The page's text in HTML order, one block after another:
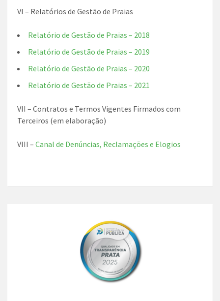
VI – Relatórios de Gestão de Praias
Relatório de Gestão de Praias – 2018
Relatório de Gestão de Praias – 2019
Relatório de Gestão de Praias – 2020
Relatório de Gestão de Praias – 2021
VII – Contratos e Termos Vigentes Firmados com
Terceiros (em elaboração)
VIII – Canal de Denúncias, Reclamações e Elogios